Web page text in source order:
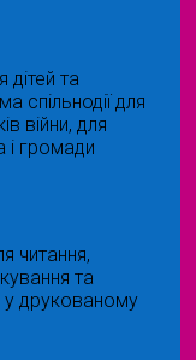
та
спільнодії для
війни, для
і громади
читання,
та
у друкованому